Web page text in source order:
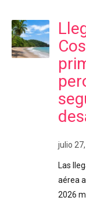
julio
Las
aérea
2026